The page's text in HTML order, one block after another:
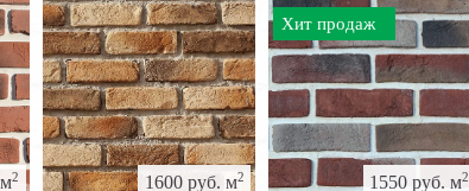
2 1600 руб. м2 1550 руб. м2
Хит продаж